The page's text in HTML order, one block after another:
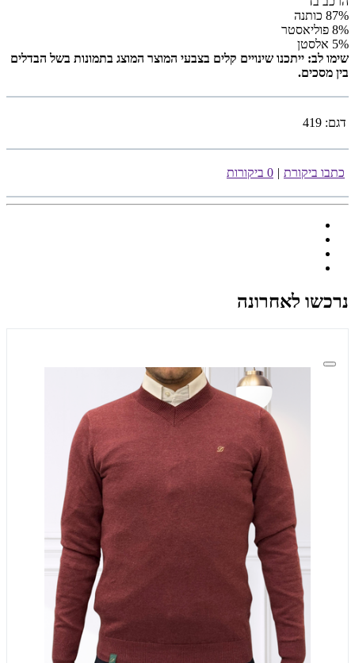
87% כותנה
8% פוליאסטר
5% אלסטן
שימו לב: ייתכנו שינויים קלים בצבעי המוצר המוצג בתמונות בשל הבדלים
בין מסכים.
דגם: 419
כתבו ביקורת | 0 ביקורות
נרכשו לאחרונה